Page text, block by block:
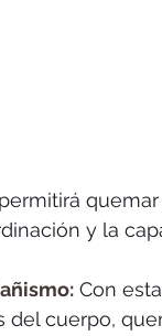
y la
Con
del cuerpo,